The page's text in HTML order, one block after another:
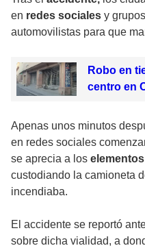
en redes sociales y
automovilistas para que
Robo en
centro en
Apenas unos minutos
en redes sociales
se aprecia a los
custodiando la camioneta
incendiaba.
El accidente se reportó
sobre dicha vialidad, a